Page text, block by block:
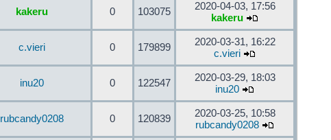
kakeru 0 103075
2020-04-03, 17:56
kakeru
c.vieri 0 179899
2020-03-31, 16:22
c.vieri
inu20 0 122547
2020-03-29, 18:03
inu20
rubcandy0208 0 120839
2020-03-25, 10:58
rubcandy0208